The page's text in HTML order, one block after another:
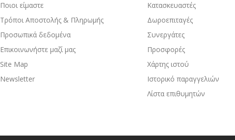
Ποιοι είμαστε
Τρόποι Αποστολής & Πληρωμής
Προσωπικά δεδομένα
Επικοινωνήστε μαζί μας
Site Map
Newsletter
Κατασκευαστές
Δωροεπιταγές
Συνεργάτες
Προσφορές
Χάρτης ιστού
Ιστορικό παραγγελιών
Λίστα επιθυμητών